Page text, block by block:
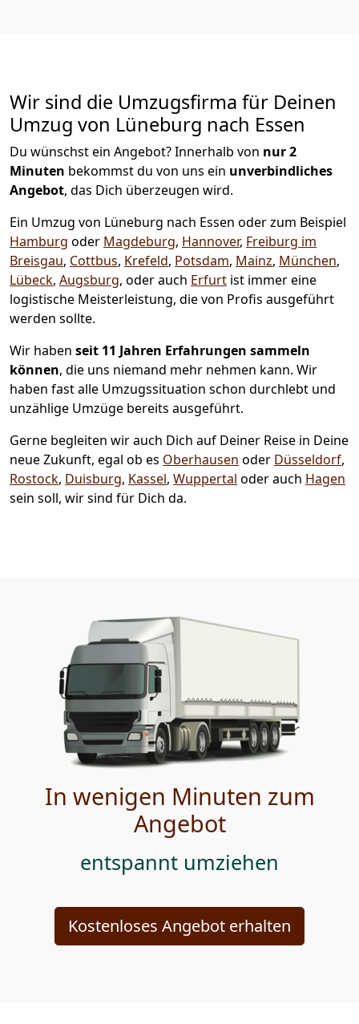
Wir sind die Umzugsfirma für Deinen
Umzug von Lüneburg nach Essen
Du wünschst ein Angebot? Innerhalb von nur 2
Minuten bekommst du von uns ein unverbindliches
Angebot, das Dich überzeugen wird.
Ein Umzug von Lüneburg nach Essen oder zum Beispiel
Hamburg oder Magdeburg, Hannover, Freiburg im
Breisgau, Cottbus, Krefeld, Potsdam, Mainz, München,
Lübeck, Augsburg, oder auch Erfurt ist immer eine
logistische Meisterleistung, die von Profis ausgeführt
werden sollte.
Wir haben seit 11 Jahren Erfahrungen sammeln
können, die uns niemand mehr nehmen kann. Wir
haben fast alle Umzugssituation schon durchlebt und
unzählige Umzüge bereits ausgeführt.
Gerne begleiten wir auch Dich auf Deiner Reise in Deine
neue Zukunft, egal ob es Oberhausen oder Düsseldorf,
Rostock, Duisburg, Kassel, Wuppertal oder auch Hagen
sein soll, wir sind für Dich da.
In wenigen Minuten zum
Angebot
entspannt umziehen
Kostenloses Angebot erhalten